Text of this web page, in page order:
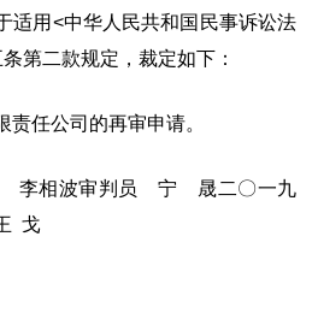
适用<中华人民共和国民事诉讼法
第二款规定，裁定如下：
任公司的再审申请。
李相波审判员 宁 晟 二〇一九
戈